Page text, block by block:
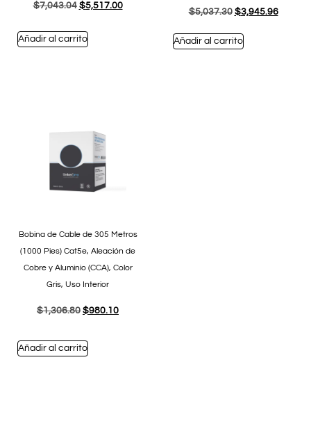
$7,043.04 $5,517.00
Añadir al carrito
$5,037.30 $3,945.96
Añadir al carrito
Bobina de Cable de 305 Metros
(1000 Pies) Cat5e, Aleación de
Cobre y Aluminio (CCA), Color
Gris, Uso Interior
$1,306.80 $980.10
Añadir al carrito